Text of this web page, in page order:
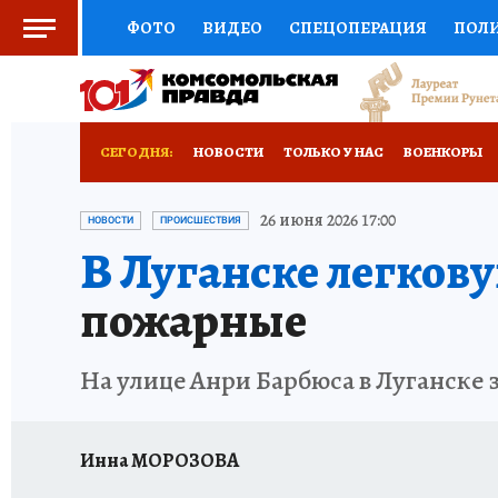
ФОТО ВИДЕО СПЕЦОПЕРАЦИЯ
СОЦПОДДЕРЖКА НАУКА СПОРТ
ПРЕСС-ЦЕНТР
РАДИО КП НОВОЕ
СЕГОДНЯ: НОВОСТИ ТОЛЬКО У НАС ВОЕНКОРЫ
ИСПЫТАНО НА СЕБЕ
НОВОСТИ ПРОИСШЕСТВИЯ 26 июня 2026 17:00
В Луганске
пожарные
На улице Анри Барбюса в Луганске
Инна МОРОЗОВА